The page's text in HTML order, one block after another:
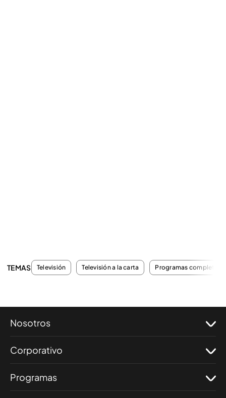
TEMAS Televisión Televisión a la carta Programas completos
Nosotros
Corporativo
Programas